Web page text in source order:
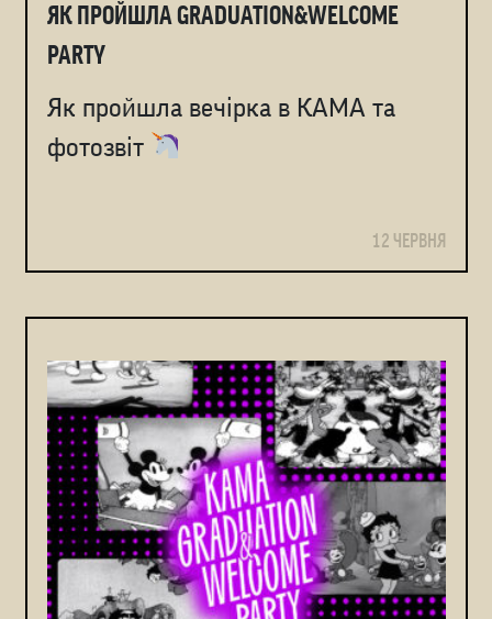
ЯК ПРОЙШЛА GRADUATION&WELCOME
PARTY
Як пройшла вечірка в КАМА та
фотозвіт
12 ЧЕРВНЯ